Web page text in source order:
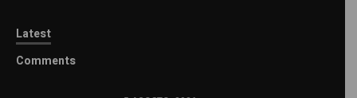
Latest
Comments